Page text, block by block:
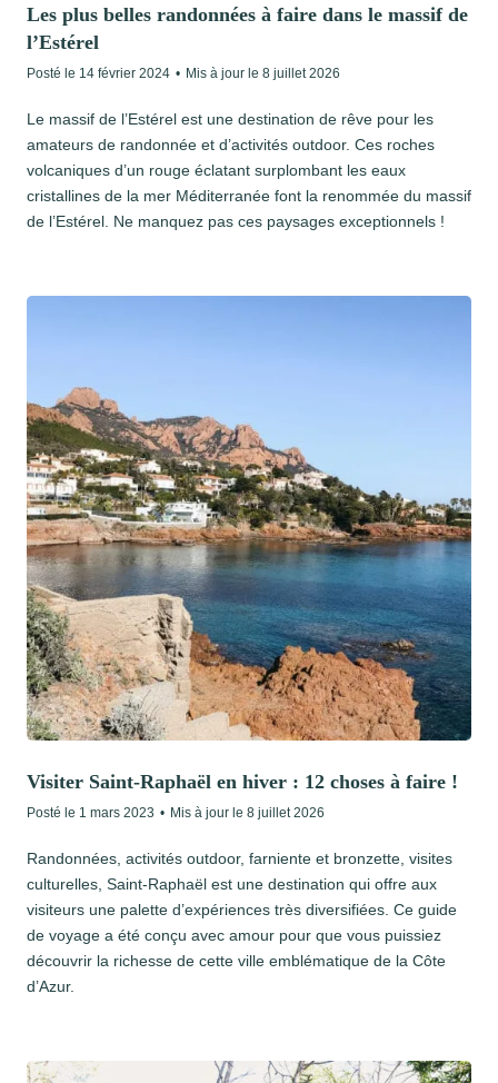
Les plus belles randonnées à faire dans le massif de
l’Estérel
Posté le 14 février 2024 • Mis à jour le 8 juillet 2026
Le massif de l’Estérel est une destination de rêve pour les
amateurs de randonnée et d’activités outdoor. Ces roches
volcaniques d’un rouge éclatant surplombant les eaux
cristallines de la mer Méditerranée font la renommée du massif
de l’Estérel. Ne manquez pas ces paysages exceptionnels !
Visiter Saint-Raphaël en hiver : 12 choses à faire !
Posté le 1 mars 2023 • Mis à jour le 8 juillet 2026
Randonnées, activités outdoor, farniente et bronzette, visites
culturelles, Saint-Raphaël est une destination qui offre aux
visiteurs une palette d’expériences très diversifiées. Ce guide
de voyage a été conçu avec amour pour que vous puissiez
découvrir la richesse de cette ville emblématique de la Côte
d’Azur.